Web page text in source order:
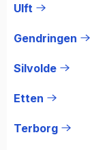
Ulft
Gendringen
Silvolde
Etten
Terborg